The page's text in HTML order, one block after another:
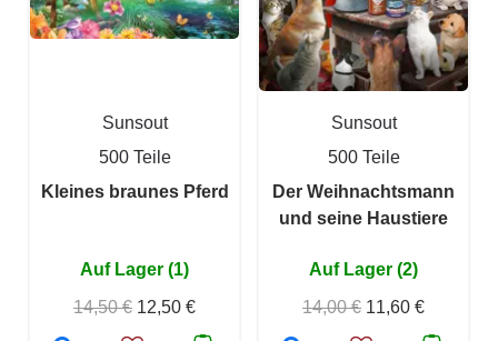
Sunsout
500 Teile
Kleines braunes Pferd
Auf Lager (1)
14,50 € 12,50 €
Sunsout
500 Teile
Der Weihnachtsmann
und seine Haustiere
Auf Lager (2)
14,00 € 11,60 €